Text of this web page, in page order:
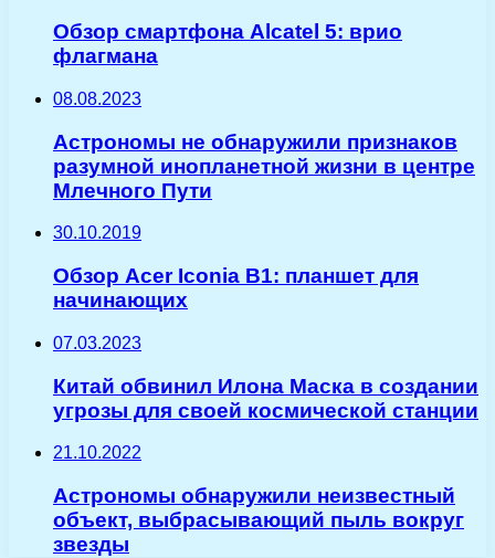
Обзор смартфона Alcatel 5: врио
флагмана
08.08.2023
Астрономы не обнаружили признаков
разумной инопланетной жизни в центре
Млечного Пути
30.10.2019
Обзор Acer Iconia B1: планшет для
начинающих
07.03.2023
Китай обвинил Илона Маска в создании
угрозы для своей космической станции
21.10.2022
Астрономы обнаружили неизвестный
объект, выбрасывающий пыль вокруг
звезды